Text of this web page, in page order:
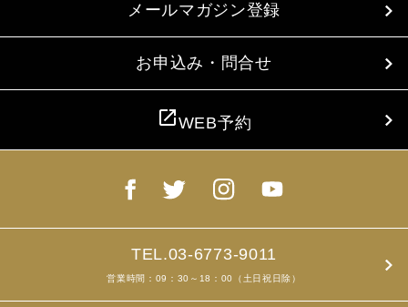
4. お客様個人情報の収集・利用について
当社は、お客様の個人情報を収集、利用するにあたり、以
下の取扱いをしておりますことを予めご承知おき願いま
(1) 収集目的、利用範囲をパンフレット、お申込書に明示
(2) お客様の同意がない限り、収集目的以外に使用いたし
し、同意を得ます。
(4) お客様が未成年者の場合、親権者の同意を得ます。
た、お申込のあった旅行の手配及び旅程の管理のために、
以下の当社のグループ企業とお客様情報を共有する場合が
ありますが、厳重に管理・保管いたします。
(6) お申込、資料のご請求等において、お客様が当社にご
提供いただく個人情報の項目をご自分で選択することはお
メールマガジン登録
お申込み・問合せ
open_in_newWEB予約
TEL.03-6773-9011
営業時間：09：30～18：00（土日祝日除）